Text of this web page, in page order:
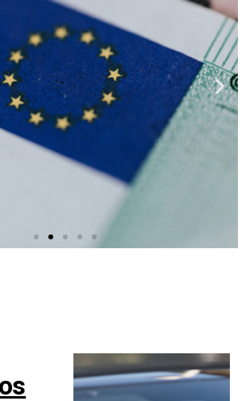
assumidas perante
(entidades públicas
ou privadas), legal ou